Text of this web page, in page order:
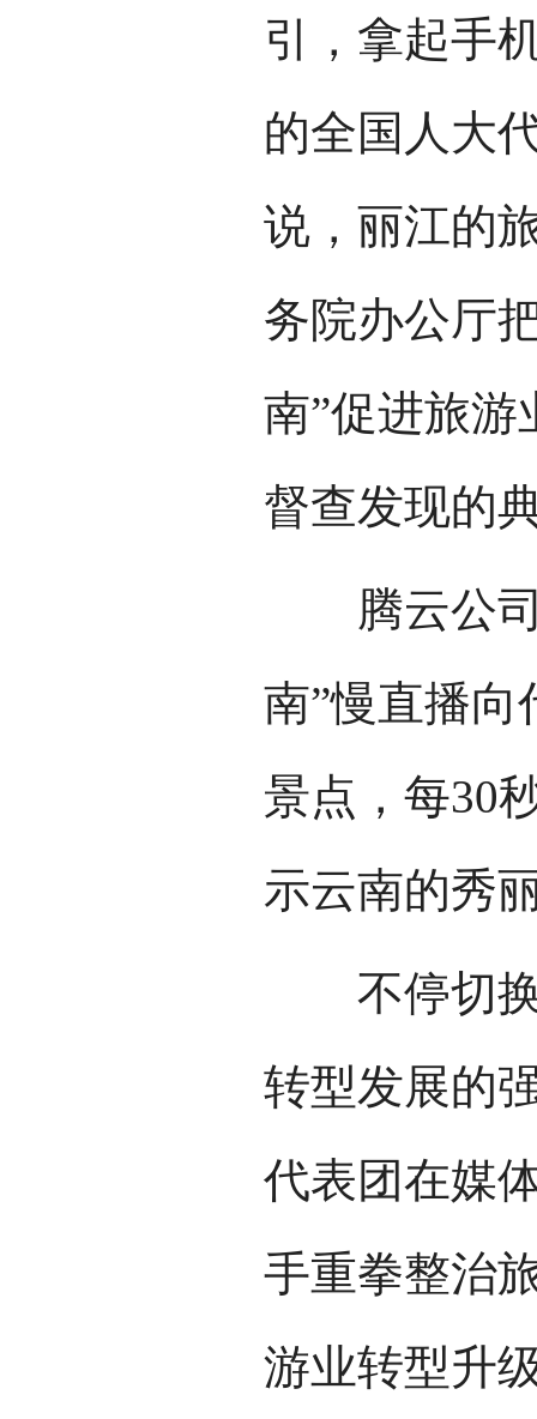
引，拿起手
的全国人大
说，丽江的
务院办公厅
南”促进旅游
督查发现的
腾云公司
南”慢直播向
景点，每30
示云南的秀
不停切换
转型发展的
代表团在媒
手重拳整治
游业转型升